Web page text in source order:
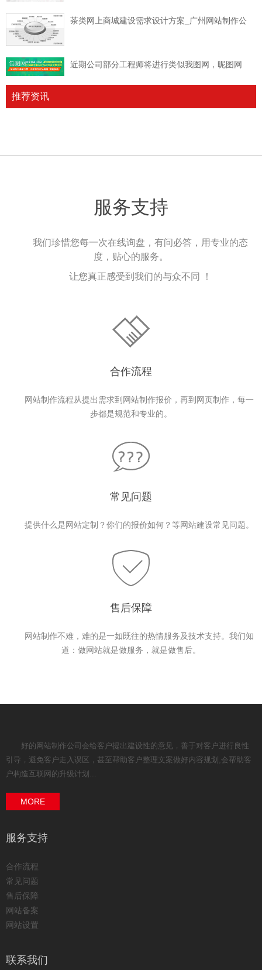
茶类网上商城建设需求设计方案_广州网站制作公
近期公司部分工程师将进行类似我图网，昵图网
推荐资讯
服务支持
我们珍惜您每一次在线询盘，有问必答，用专业的态
度，贴心的服务。
让您真正感受到我们的与众不同 ！
合作流程
网站制作流程从提出需求到网站制作报价，再到网页制作，每一
步都是规范和专业的。
常见问题
提供什么是网站定制？你们的报价如何？等网站建设常见问题。
售后保障
网站制作不难，难的是一如既往的热情服务及技术支持。我们知
道：做网站就是做服务，就是做售后。
好的网站制作公司会给客户提出建设性的意见，善于对客户进行良性
引导，避免客户走入误区，甚至帮助客户整理文案做好内容规划,会帮助客
户构造互联网的升级计划...
MORE
服务支持
合作流程
常见问题
售后保障
网站备案
网站设置
联系我们